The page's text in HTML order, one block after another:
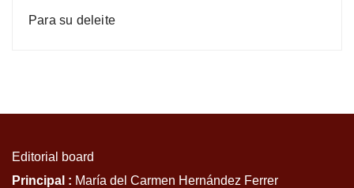
Para su deleite
Editorial board
Principal : María del Carmen Hernández Ferrer